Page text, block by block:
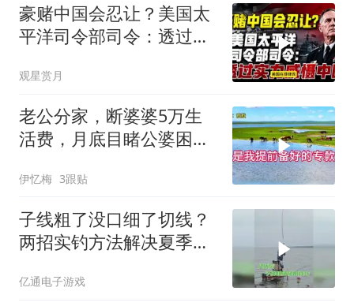
豪赌中国会忍让？美国太
平洋司令部司令：透过实
观星赏月
老公分家，断婆婆5万生
活费，月底目睹公婆困
伊忆梅 3跟贴
子线粗了没口细了切线？
两招实钓方法解决夏季难
亿通电子游戏